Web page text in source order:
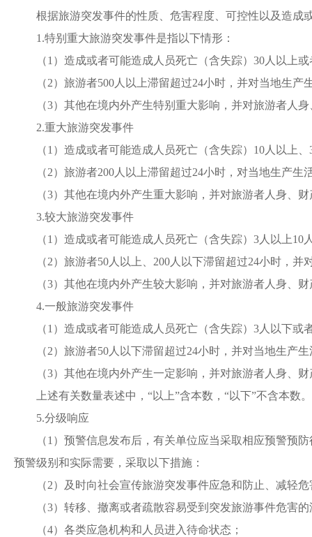
根据旅游突发事件的性质、危害程度、可控性以及造成
1.特别重大旅游突发事件是指以下情形：
（1）造成或者可能造成人员死亡（含失踪）30人以上
（2）旅游者500人以上滞留超过24小时，并对当地生产
（3）其他在境内外产生特别重大影响，并对旅游者人
2.重大旅游突发事件
（1）造成或者可能造成人员死亡（含失踪）10人以上
（2）旅游者200人以上滞留超过24小时，对当地生产生
（3）其他在境内外产生重大影响，并对旅游者人身、
3.较大旅游突发事件
（1）造成或者可能造成人员死亡（含失踪）3人以上10
（2）旅游者50人以上、200人以下滞留超过24小时，
（3）其他在境内外产生较大影响，并对旅游者人身、
4.一般旅游突发事件
（1）造成或者可能造成人员死亡（含失踪）3人以下或
（2）旅游者50人以下滞留超过24小时，并对当地生产
（3）其他在境内外产生一定影响，并对旅游者人身、
上述有关数量表述中， “以上”含本数，“以下”不含本数。
5.分级响应
（1）预警信息发布后，有关单位应当采取相应预警预
预警级别和实际需要，采取以下措施：
（2）及时向社会宣传旅游突发事件应急和防止、减轻
（3）转移、撤离或者疏散容易受到突发旅游事件危害
（4）各类应急机构和人员进入待命状态；